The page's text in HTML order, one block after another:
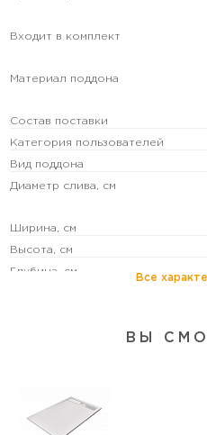
Входит в комплект
Материал поддона
Состав поставки
Категория пользователей
Вид поддона
Диаметр слива, см
Ширина, см
Высота, см
Глубина, см
Монтаж
Все
ВЫ